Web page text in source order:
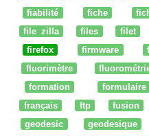
fiabilité
fiche
file zilla
files filet
firefox
firmware
fluorimètre
formation
formulaire
français
ftp fusion
geodesic
geodesique